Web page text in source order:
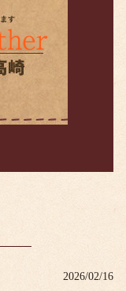
2026/02/16